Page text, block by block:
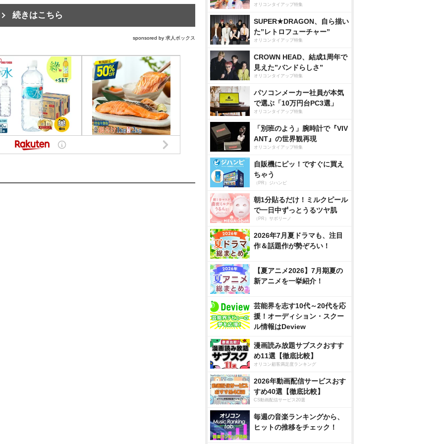
続きはこちら
sponsored by 求人ボックス
オリコンタイアップ特集
SUPER★DRAGON、自ら描い
た”レトロフューチャー”
オリコンタイアップ特集
CROWN HEAD、結成1周年で
見えた”バンドらしさ”
オリコンタイアップ特集
パソコンメーカー社員が本気
で選ぶ「10万円台PC3選」
オリコンタイアップ特集
「別班のよう」腕時計で『VIV
ANT』の世界観再現
オリコンタイアップ特集
自販機にピッ！ですぐに買え
ちゃう
（PR）ジハンピ
朝1分貼るだけ！ミルクピール
で一日中ずっとうるツヤ肌
（PR）サボリーノ
2026年7月夏ドラマも、注目
作＆話題作が勢ぞろい！
【夏アニメ2026】7月期夏の
新アニメを一挙紹介！
芸能界を志す10代～20代を応
援！オーディション・スクー
ル情報はDeview
漫画読み放題サブスクおすす
め11選【徹底比較】
オリコン顧客満足度ランキング
2026年動画配信サービスおす
すめ40選【徹底比較】
CS動画配信サービス20選
毎週の音楽ランキングから、
ヒットの推移をチェック！